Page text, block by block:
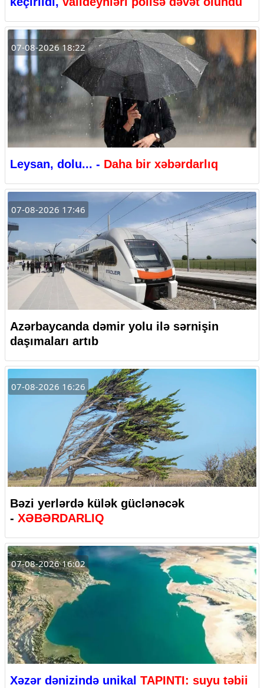
07-08-2026 18:22
Leysan, dolu... - Daha bir xəbərdarlıq
07-08-2026 17:46
Azərbaycanda dəmir yolu ilə sərnişin
daşımaları artıb
07-08-2026 16:26
Bəzi yerlərdə külək güclənəcək
- XƏBƏRDARLIQ
07-08-2026 16:02
Xəzər dənizində unikal TAPINTI: suyu təbii